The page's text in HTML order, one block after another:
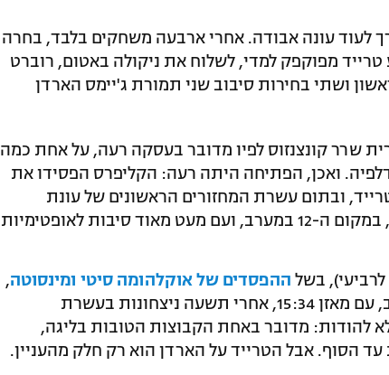
לעוד עונה אבודה. אחרי ארבעה משחקים בלבד, בחרה
מפוקפק למדי, לשלוח את ניקולה באטום, רוברט
ושתי בחירות סיבוב שני תמורת ג'יימס הארדן
שרר קונצנזוס לפיו מדובר בעסקה רעה, על אחת כמה
ואכן, הפתיחה היתה רעה: הקליפרס הפסידו את
ובתום עשרת המחזורים הראשונים של עונת
ההפסדים של אוקלהומה סיטי ומינסוטה,
עלו הארדן וחבריו למקום הראשון במערב, עם מאזן 15:34, אחרי תשעה ניצחונות בעשרת
להודות: מדובר באחת הקבוצות הטובות בליגה,
הסוף. אבל הטרייד על הארדן הוא רק חלק מהעניין.